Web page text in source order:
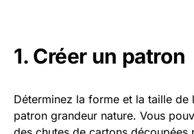
1. Créer un patron
Déterminez la forme et la taille de
patron grandeur nature. Vous